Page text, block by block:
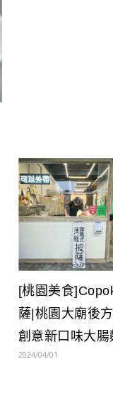
[桃園美食
薩|桃園大廟後
創意新口味大腸
2024/04/01